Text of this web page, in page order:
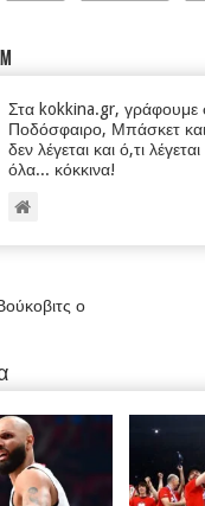
Στα kokkina.gr, γράφουμε
Ποδόσφαιρο, Μπάσκετ και
δεν λέγεται και ό,τι
όλα... κόκκινα!
ο